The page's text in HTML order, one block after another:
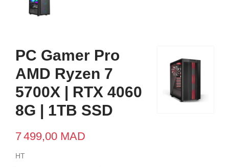
PC Gamer Pro
AMD Ryzen 7
5700X | RTX 4060
8G | 1TB SSD
7 499,00 MAD
HT